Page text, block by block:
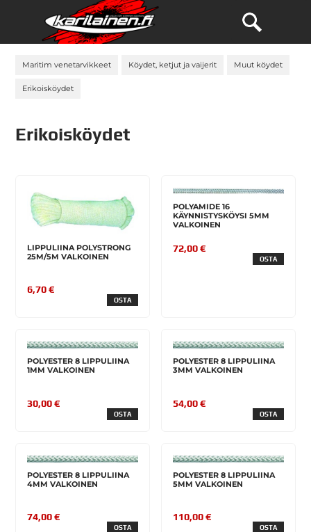
Maritim venetarvikkeet Köydet, ketjut ja vaijerit Muut köydet
Erikoisköydet
Erikoisköydet
LIPPULIINA POLYSTRONG
25M/5M VALKOINEN
6,70 €
OSTA
POLYAMIDE 16
KÄYNNISTYSKÖYSI 5MM
VALKOINEN
72,00 €
OSTA
POLYESTER 8 LIPPULIINA
1MM VALKOINEN
30,00 €
OSTA
POLYESTER 8 LIPPULIINA
3MM VALKOINEN
54,00 €
OSTA
POLYESTER 8 LIPPULIINA
4MM VALKOINEN
74,00 €
OSTA
POLYESTER 8 LIPPULIINA
5MM VALKOINEN
110,00 €
OSTA